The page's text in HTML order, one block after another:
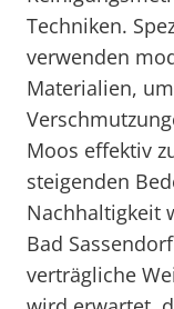
Techniken.
verwenden
Materialien,
Moos effektiv
steigenden
Nachhaltigkeit
Bad
verträgliche